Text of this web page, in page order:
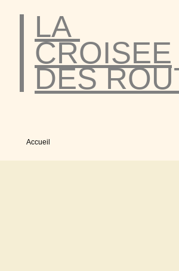
DES
CROISEE
LA
Accueil